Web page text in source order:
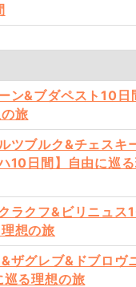
ン&ブダペスト10日
旅
ツブルク&チェスキ
10日間】自由に巡
ラクフ&ビリニュス
想の旅
&ザグレブ&ドブロヴ
る理想の旅